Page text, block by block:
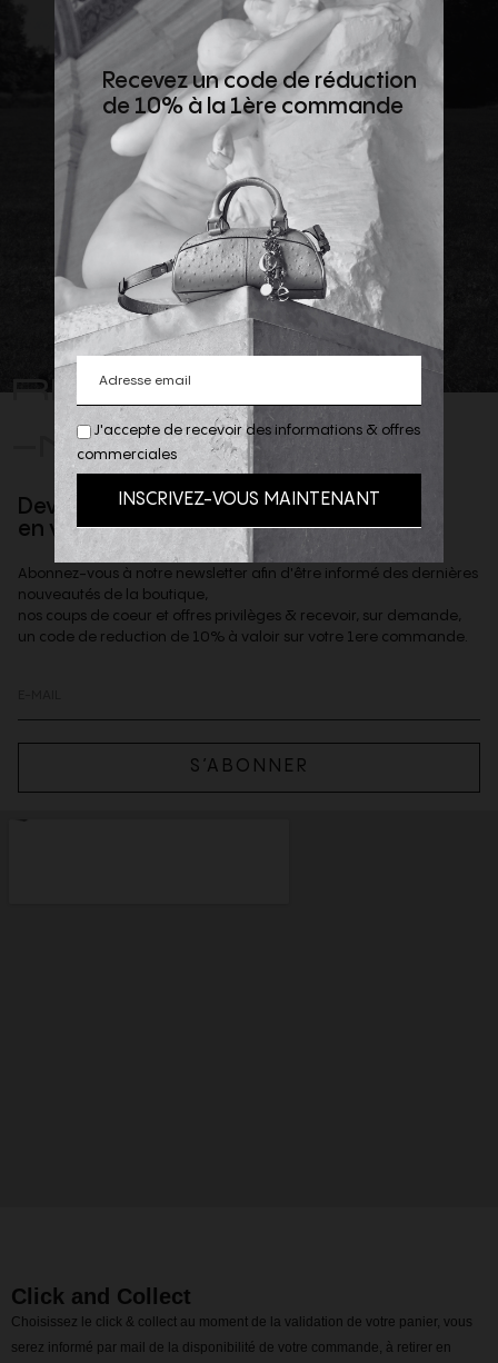
REJOIGNEZ
-NOUS
Devenez client privilège
en vous inscrivant à la newsletter
Abonnez-vous à notre newsletter afin d'être informé des dernières
nouveautés de la boutique,
nos coups de coeur et offres privilèges & recevoir, sur demande,
un code de reduction de 10% à valoir sur votre 1ere commande.
S’ABONNER
Click and Collect
Choisissez le click & collect au moment de la validation de votre panier, vous
serez informé par mail de la disponibilité de votre commande, à retirer en
J'accepte de recevoir des informations & offres
commerciales
Recevez un code de réduction
de 10% à la 1ère commande